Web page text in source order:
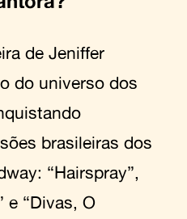
de Jeniffer
do universo dos
brasileiras dos
“Hairspray”,
e “Divas, O